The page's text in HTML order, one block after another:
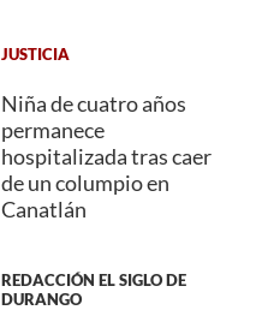
JUSTICIA
Niña de cuatro años
permanece
hospitalizada tras caer
de un columpio en
Canatlán
REDACCIÓN EL SIGLO DE
DURANGO